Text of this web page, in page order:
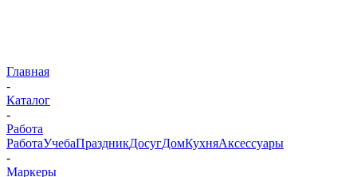
Главная
-
Каталог
-
Работа
РаботаУчебаПраздникДосугДомКухняАксессуары
-
Маркеры